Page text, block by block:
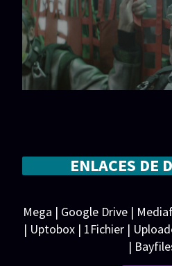
ENLACES DE
Mega | Google Drive |
| Uptobox | 1Fichier |
|